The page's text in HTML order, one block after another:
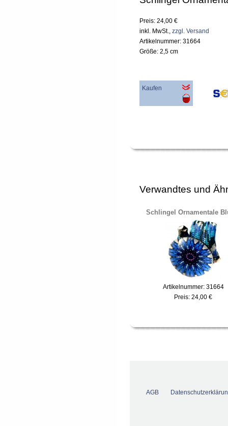
Preis: 24,00 €
inkl. MwSt., zzgl. Versand
Artikelnummer: 31664
Größe: 2,5 cm
Kaufen
Verwandtes und
Schlingel Ornamentale
Artikelnummer: 31664
Preis: 24,00 €
AGB